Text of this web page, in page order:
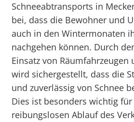
Schneeabtransports in
bei, dass die Bewohner und
auch in den Wintermonaten
nachgehen können. Durch
Einsatz von
wird sichergestellt, dass die
und zuverlässig von Schnee
Dies ist besonders wichtig für
reibungslosen Ablauf des